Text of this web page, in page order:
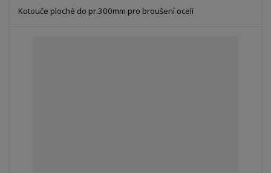
Kotouče ploché do pr.300mm pro broušení ocelí